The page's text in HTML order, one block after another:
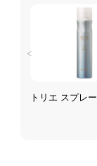
<
トリエ スプレ